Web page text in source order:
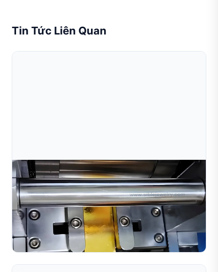
Tin Tức Liên Quan
Jul 10, 2026
Dây Chuyền Sản Xuất Trang Sức Vàng: Máy Móc
Và Quy Trình Làm Việc Được Giải Thíc
Khám phá quy trình sản xuất trang sức vàng hoàn chỉnh,
từ khâu chuẩn bị nguyên liệu đến khâu hoàn thiện. Tìm
hiểu về các máy móc chủ chốt bao gồm máy làm hạt, m...
Đọc toàn bộ bài viết